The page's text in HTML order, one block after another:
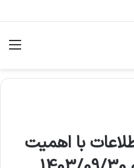
با اهمیت